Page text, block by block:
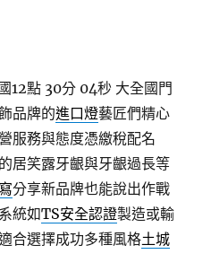
12點 30分 04秒 大全國門
品牌的進口燈藝匠們精心
服務與態度憑繳稅配名
居笑露牙齦與牙齦過長等
分享新品牌也能說出作戰
統如TS安全認證製造或輸
合選擇成功多種風格土城